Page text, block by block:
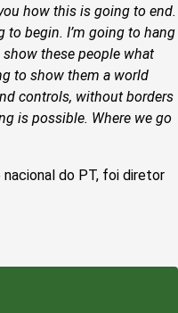
how this is going to end.
to begin. I’m going to hang
these people what
to show them a world
controls, without borders
is possible. Where we go
do PT, foi diretor